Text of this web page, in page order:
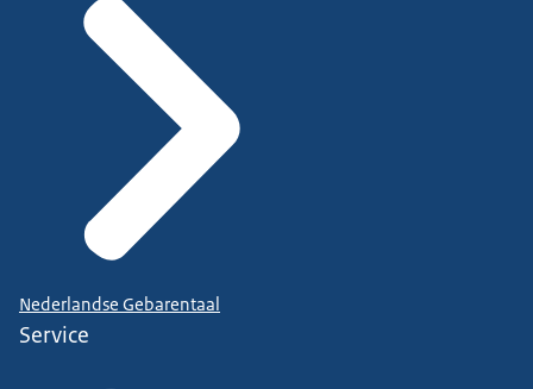
Nederlandse Gebarentaal
Service